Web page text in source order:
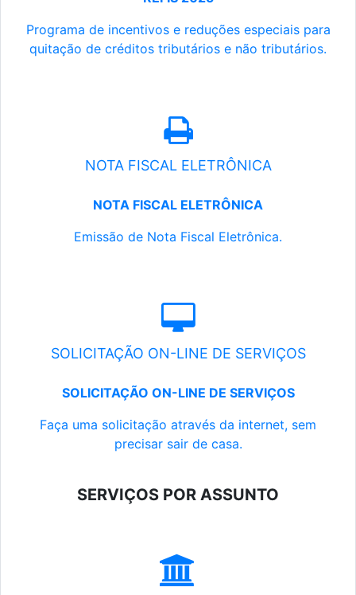
Programa de incentivos e reduções especiais para
quitação de créditos tributários e não tributários.
NOTA FISCAL ELETRÔNICA
NOTA FISCAL ELETRÔNICA
Emissão de Nota Fiscal Eletrônica.
SOLICITAÇÃO ON-LINE DE SERVIÇOS
SOLICITAÇÃO ON-LINE DE SERVIÇOS
Faça uma solicitação através da internet, sem
precisar sair de casa.
SERVIÇOS POR ASSUNTO